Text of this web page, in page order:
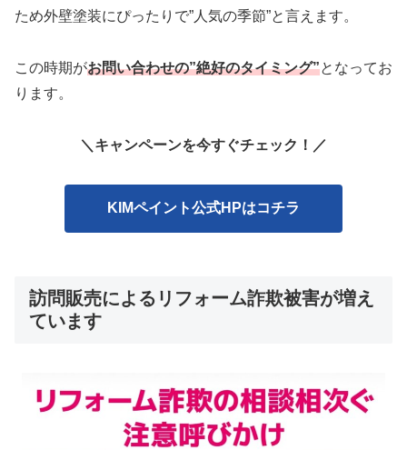
ため外壁塗装にぴったりで”人気の季節”と言えます。
この時期がお問い合わせの”絶好のタイミング”となってお
ります。
＼キャンペーンを今すぐチェック！／
KIMペイント公式HPはコチラ
訪問販売によるリフォーム詐欺被害が増え
ています